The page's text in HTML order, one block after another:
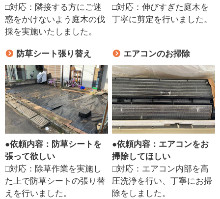
□対応：隣接する方にご迷
惑をかけないよう庭木の伐
採を実施いたしました。
□対応：伸びすぎた庭木を
丁寧に剪定を行いました。
防草シート張り替え
●依頼内容：防草シートを
張って欲しい
□対応：除草作業を実施し
た上で防草シートの張り替
えを行いました。
エアコンのお掃除
●依頼内容：エアコンをお
掃除してほしい
□対応：エアコン内部を高
圧洗浄を行い、丁寧にお掃
除をしました。